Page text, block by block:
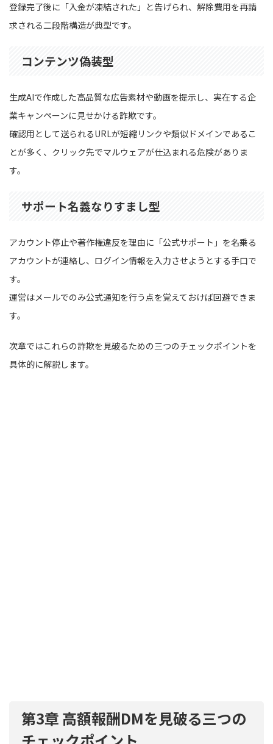
登録完了後に「入金が凍結された」と告げられ、解除費用を再請
求される二段階構造が典型です。
コンテンツ偽装型
生成AIで作成した高品質な広告素材や動画を提示し、実在する企
業キャンペーンに見せかける詐欺です。
確認用として送られるURLが短縮リンクや類似ドメインであるこ
とが多く、クリック先でマルウェアが仕込まれる危険がありま
す。
サポート名義なりすまし型
アカウント停止や著作権違反を理由に「公式サポート」を名乗る
アカウントが連絡し、ログイン情報を入力させようとする手口で
す。
運営はメールでのみ公式通知を行う点を覚えておけば回避できま
す。
次章ではこれらの詐欺を見破るための三つのチェックポイントを
具体的に解説します。
第3章 高額報酬DMを見破る三つの